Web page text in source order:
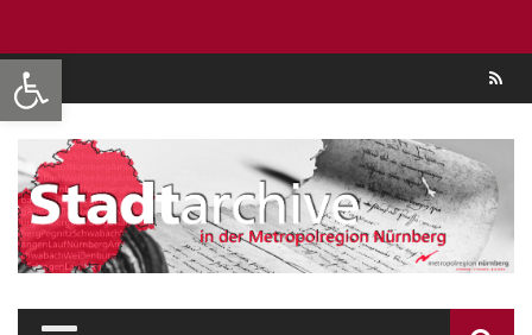
Werkzeugleiste öffnen